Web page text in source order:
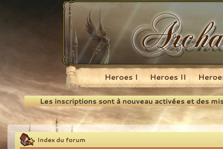
Recherche
Heroes I Heroes II
Les inscriptions sont à nouveau activées et des
Index du forum